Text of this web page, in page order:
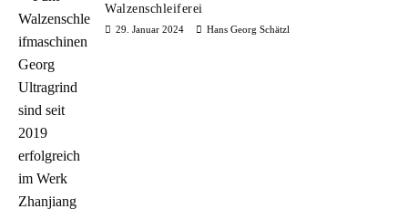
Walzenschleiferei
29. Januar 2024 Hans Georg Schätzl